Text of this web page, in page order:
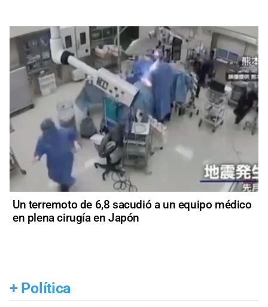
Un terremoto de 6,8 sacudió a un equipo médico
en plena cirugía en Japón
+ Política